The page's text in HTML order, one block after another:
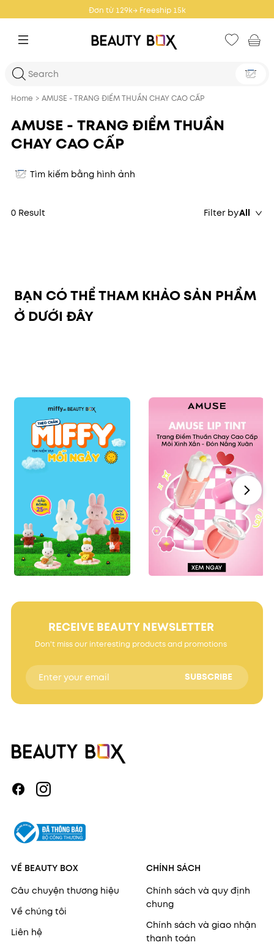
Đơn từ 129k→ Freeship 15k
Home > AMUSE - TRANG ĐIỂM THUẦN CHAY CAO CẤP
AMUSE - TRANG ĐIỂM THUẦN
CHAY CAO CẤP
Tìm kiếm bằng hình ảnh
0 Result Filter byAll
BẠN CÓ THỂ THAM KHẢO SẢN PHẨM
Ở DƯỚI ĐÂY
RECEIVE BEAUTY NEWSLETTER
Don't miss our interesting products and promotions
SUBSCRIBE
VỀ BEAUTY BOX
Câu chuyện thương hiệu
Về chúng tôi
Liên hệ
CHÍNH SÁCH
Chính sách và quy định
chung
Chính sách và giao nhận
thanh toán